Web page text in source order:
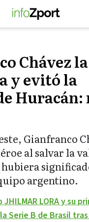
Chávez
y evitó la
Huracán:
Gianfranco
al salvar la
argentino.
LORA y su
Serie B de Brasil